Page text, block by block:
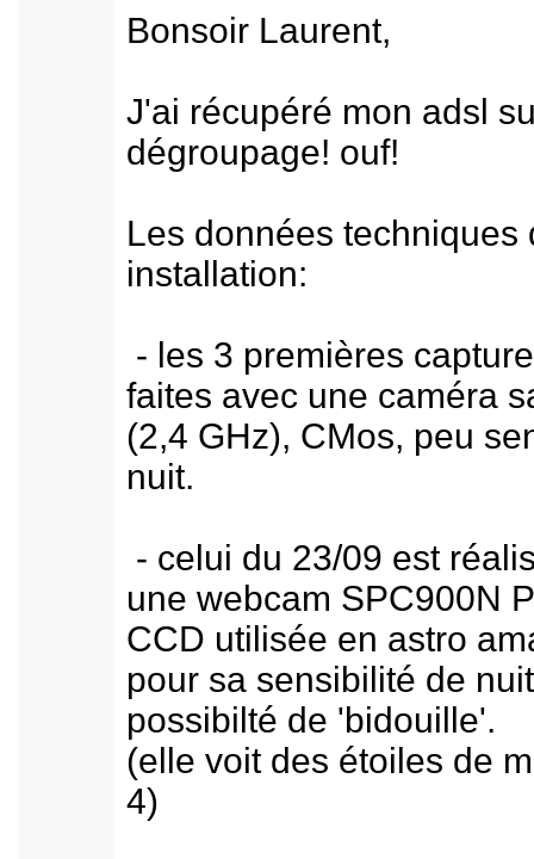
Bonsoir Laurent,
J'ai récupéré mon adsl
dégroupage! ouf!
Les données techniques
installation:
- les 3 premières
faites avec une caméra
(2,4 GHz), CMos, peu
nuit.
- celui du 23/09 est
une webcam SPC900N
CCD utilisée en astro
pour sa sensibilité de
possibilté de 'bidouille'.
(elle voit des étoiles de
4)